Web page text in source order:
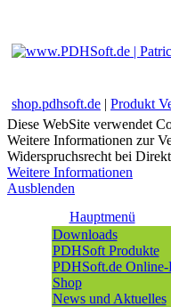
shop.pdhsoft.de | Produkt
Diese WebSite verwendet
Weitere Informationen zur
Widerspruchsrecht bei
Weitere Informationen
Ausblenden
Hauptmenü
Downloads
PDHSoft Produkte
PDHSoft.de
Shop
News und Aktuelles